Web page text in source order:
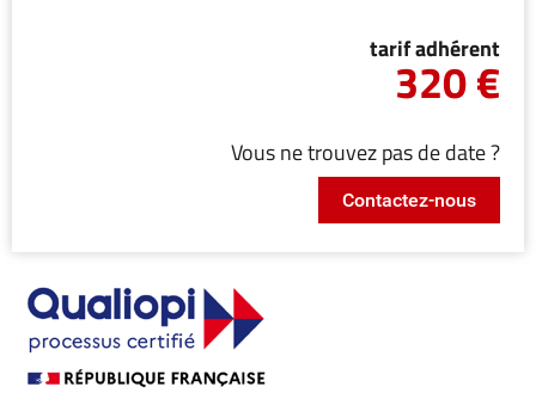
tarif adhérent
320 €
Vous ne trouvez pas de date ?
Contactez-nous